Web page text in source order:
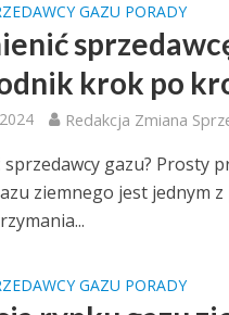
GAZU PORADY
krok po
Redakcja Zmiana
sprzedawcy gazu? Prosty
ziemnego jest jednym
GAZU PORADY